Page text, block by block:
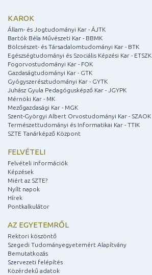
KAROK
Állam- és Jogtudományi Kar - ÁJTK
Bartók Béla Művészeti Kar - BBMK
Bölcsészet- és Társadalomtudományi Kar - BTK
Egészségtudományi és Szociális Képzési Kar - ETSZK
Fogorvostudományi Kar - FOK
Gazdaságtudományi Kar - GTK
Gyógyszerésztudományi Kar - GYTK
Juhász Gyula Pedagógusképző Kar - JGYPK
Mérnöki Kar - MK
Mezőgazdasági Kar - MGK
Szent-Györgyi Albert Orvostudományi Kar - SZAOK
Természettudományi és Informatikai Kar - TTIK
SZTE Tanárképző Központ
FELVÉTELI
Felvételi információk
Képzések
Miért az SZTE?
Nyílt napok
Hírek
Pontkalkulátor
AZ EGYETEMRŐL
Rektori köszöntő
Szegedi Tudományegyetemért Alapítvány
Bemutatkozás
Szervezeti felépítés
Közérdekű adatok